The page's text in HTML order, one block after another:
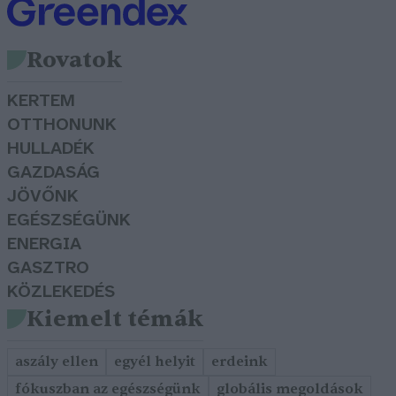
Rovatok
KERTEM
OTTHONUNK
HULLADÉK
GAZDASÁG
JÖVŐNK
EGÉSZSÉGÜNK
ENERGIA
GASZTRO
KÖZLEKEDÉS
Kiemelt témák
aszály ellen egyél helyit
erdeink
fókuszban az egészségünk
globális megoldások